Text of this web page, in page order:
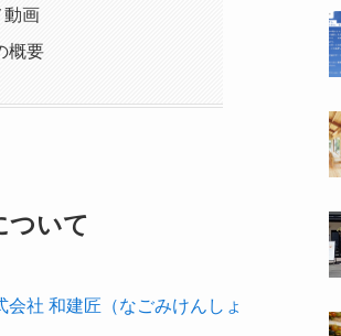
画
概要
ついて
会社 和建匠（なごみけんしょ